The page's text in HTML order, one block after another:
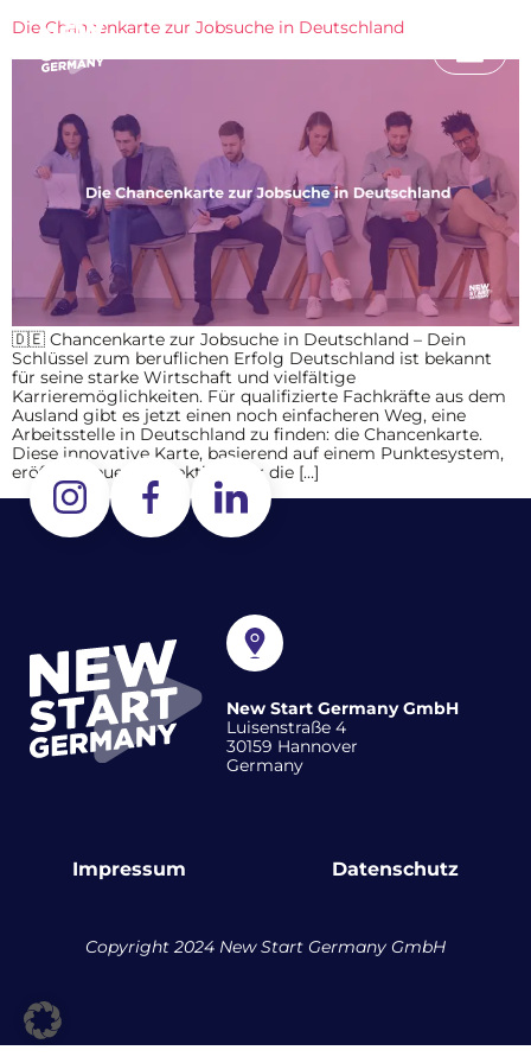
Die Chancenkarte zur Jobsuche in Deutschland
🇩🇪 Chancenkarte zur Jobsuche in Deutschland – Dein
Schlüssel zum beruflichen Erfolg Deutschland ist bekannt
für seine starke Wirtschaft und vielfältige
Karrieremöglichkeiten. Für qualifizierte Fachkräfte aus dem
Ausland gibt es jetzt einen noch einfacheren Weg, eine
Arbeitsstelle in Deutschland zu finden: die Chancenkarte.
Diese innovative Karte, basierend auf einem Punktesystem,
eröffnet neue Perspektiven für die […]
New Start Germany GmbH
Luisenstraße 4
30159 Hannover
Germany
Impressum Datenschutz
Copyright 2024 New Start Germany GmbH